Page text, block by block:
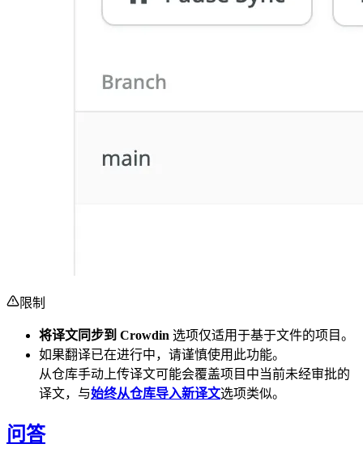
限制
将译文同步到 Crowdin 选项仅适用于基于文件的项目。
如果翻译已在进行中，请谨慎使用此功能。
从仓库手动上传译文可能会覆盖项目中当前未经审批的
译文，与始终从仓库导入新译文选项类似。
问答